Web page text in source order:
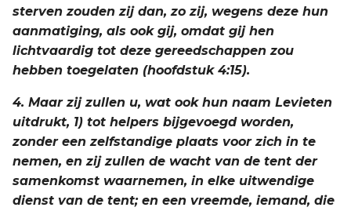
sterven zouden zij dan, zo zij, wegens deze hun
aanmatiging, als ook gij, omdat gij hen
lichtvaardig tot deze gereedschappen zou
hebben toegelaten (hoofdstuk 4:15).
4. Maar zij zullen u, wat ook hun naam Levieten
uitdrukt, 1) tot helpers bijgevoegd worden,
zonder een zelfstandige plaats voor zich in te
nemen, en zij zullen de wacht van de tent der
samenkomst waarnemen, in elke uitwendige
dienst van de tent; en een vreemde, iemand, die